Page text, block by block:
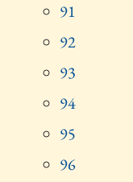
91
92
93
94
95
96